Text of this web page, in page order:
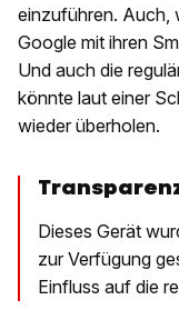
einzuführen. Auch,
Google mit ihren
Und auch die
könnte laut einer
wieder überholen.
Dieses Gerät
zur Verfügung
Einfluss auf die